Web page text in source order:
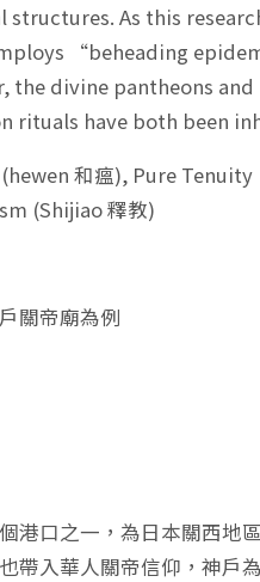
As this
“beheading
the divine pantheons
rituals have both been
和瘟), Pure
(Shijiao 釋教)
關帝廟為例
口之一，為日本關西地
帶入華人關帝信仰，神戶